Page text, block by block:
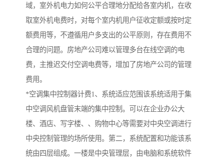
域，室外机电力如何公平合理地分配给各室内机，在收
取室外机电费时，对每个室内机用户征收定额或按时定
额费用等，不遵循用户多支出的公平原则，存在费用不
合理的问题。房地产公司难以管理多台在线空调的电
费，主推迟交付空调电费等，增加了房地产公司的管理
费用。
*空调集中控制器计费1、系统适应范围该系统适用于集
中空调风机盘管末端的集中控制。可以在企业办公大
楼、酒店、写字楼、、购物中心等需要对中央空调进行
中央控制管理的场所使用。第二，系统配置和功能该系
统由四层组成。一楼是中央管理层，由电脑和系统软件